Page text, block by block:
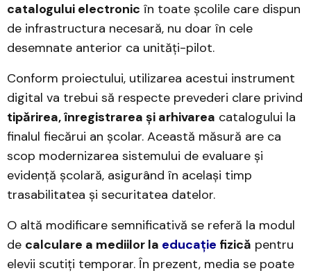
catalogului electronic în toate școlile care dispun
de infrastructura necesară, nu doar în cele
desemnate anterior ca unități-pilot.
Conform proiectului, utilizarea acestui instrument
digital va trebui să respecte prevederi clare privind
tipărirea, înregistrarea și arhivarea catalogului la
finalul fiecărui an școlar. Această măsură are ca
scop modernizarea sistemului de evaluare și
evidență școlară, asigurând în același timp
trasabilitatea și securitatea datelor.
O altă modificare semnificativă se referă la modul
de calculare a mediilor la educație fizică pentru
elevii scutiți temporar. În prezent, media se poate